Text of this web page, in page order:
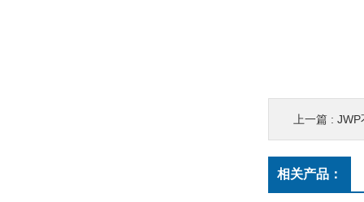
上一篇 : JWP
相关产品：